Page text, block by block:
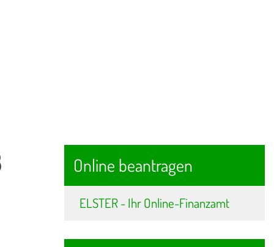
Online beantragen
ELSTER - Ihr Online-Finanzamt